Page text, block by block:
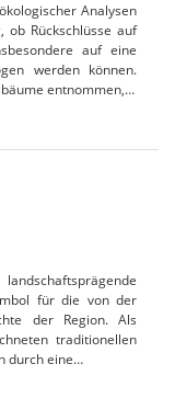
Analysen
ob Rückschlüsse auf
auf eine
werden können.
entnommen,…
für die von der
der Region. Als
traditionellen
durch eine…